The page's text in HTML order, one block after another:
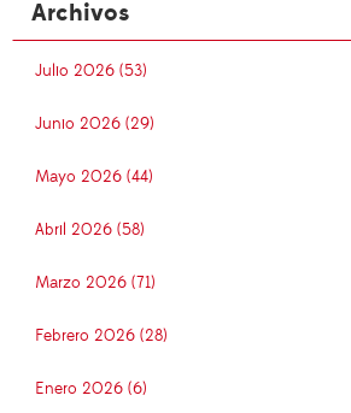
Archivos
Julio 2026 (53)
Junio 2026 (29)
Mayo 2026 (44)
Abril 2026 (58)
Marzo 2026 (71)
Febrero 2026 (28)
Enero 2026 (6)